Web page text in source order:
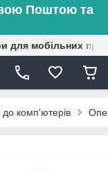
Поштою та
для мобільних
до комп'ютерів